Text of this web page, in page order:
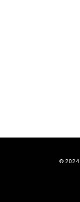
© 2024